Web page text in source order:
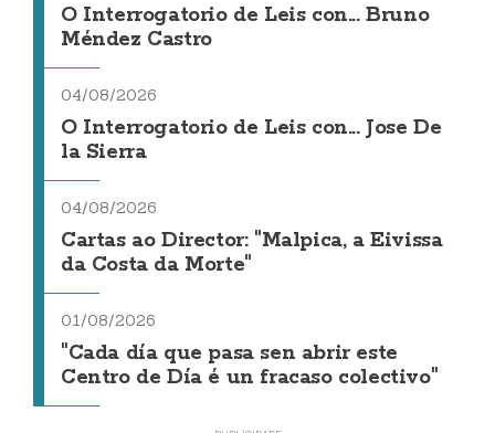
O Interrogatorio de Leis con... Bruno
Méndez Castro
04/08/2026
O Interrogatorio de Leis con... Jose De
la Sierra
04/08/2026
Cartas ao Director: "Malpica, a Eivissa
da Costa da Morte"
01/08/2026
"Cada día que pasa sen abrir este
Centro de Día é un fracaso colectivo"